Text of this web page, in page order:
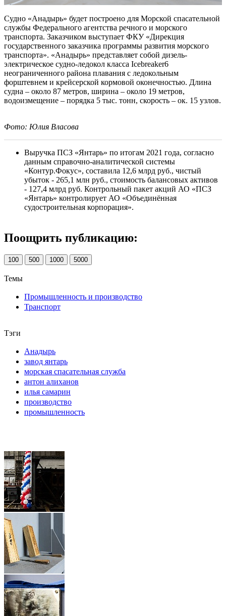
Судно «Анадырь» будет построено для Морской спасательной
службы Федерального агентства речного и морского
транспорта. Заказчиком выступает ФКУ «Дирекция
государственного заказчика программы развития морского
транспорта». «Анадырь» представляет собой дизель-
электрическое судно-ледокол класса Icebreaker6
неограниченного района плавания с ледокольным
форштевнем и крейсерской кормовой оконечностью. Длина
судна – около 87 метров, ширина – около 19 метров,
водоизмещение – порядка 5 тыс. тонн, скорость – ок. 15 узлов.
Фото: Юлия Власова
Выручка ПСЗ «Янтарь» по итогам 2021 года, согласно
данным справочно-аналитической системы
«Контур.Фокус», составила 12,6 млрд руб., чистый
убыток - 265,1 млн руб., стоимость балансовых активов
- 127,4 млрд руб. Контрольный пакет акций АО «ПСЗ
«Янтарь» контролирует АО «Объединённая
судостроительная корпорация».
Поощрить публикацию:
100 500 1000 5000
Темы
Промышленность и производство
Транспорт
Тэги
Анадырь
завод янтарь
морская спасательная служба
антон алиханов
илья самарин
производство
промышленность